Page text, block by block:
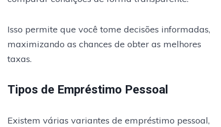
Isso permite que você tome decisões informadas,
maximizando as chances de obter as melhores
taxas.
Tipos de Empréstimo Pessoal
Existem várias variantes de empréstimo pessoal,